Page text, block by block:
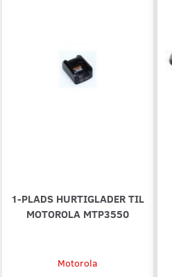
1-PLADS HURTIGLADER TIL
MOTOROLA MTP3550
Motorola